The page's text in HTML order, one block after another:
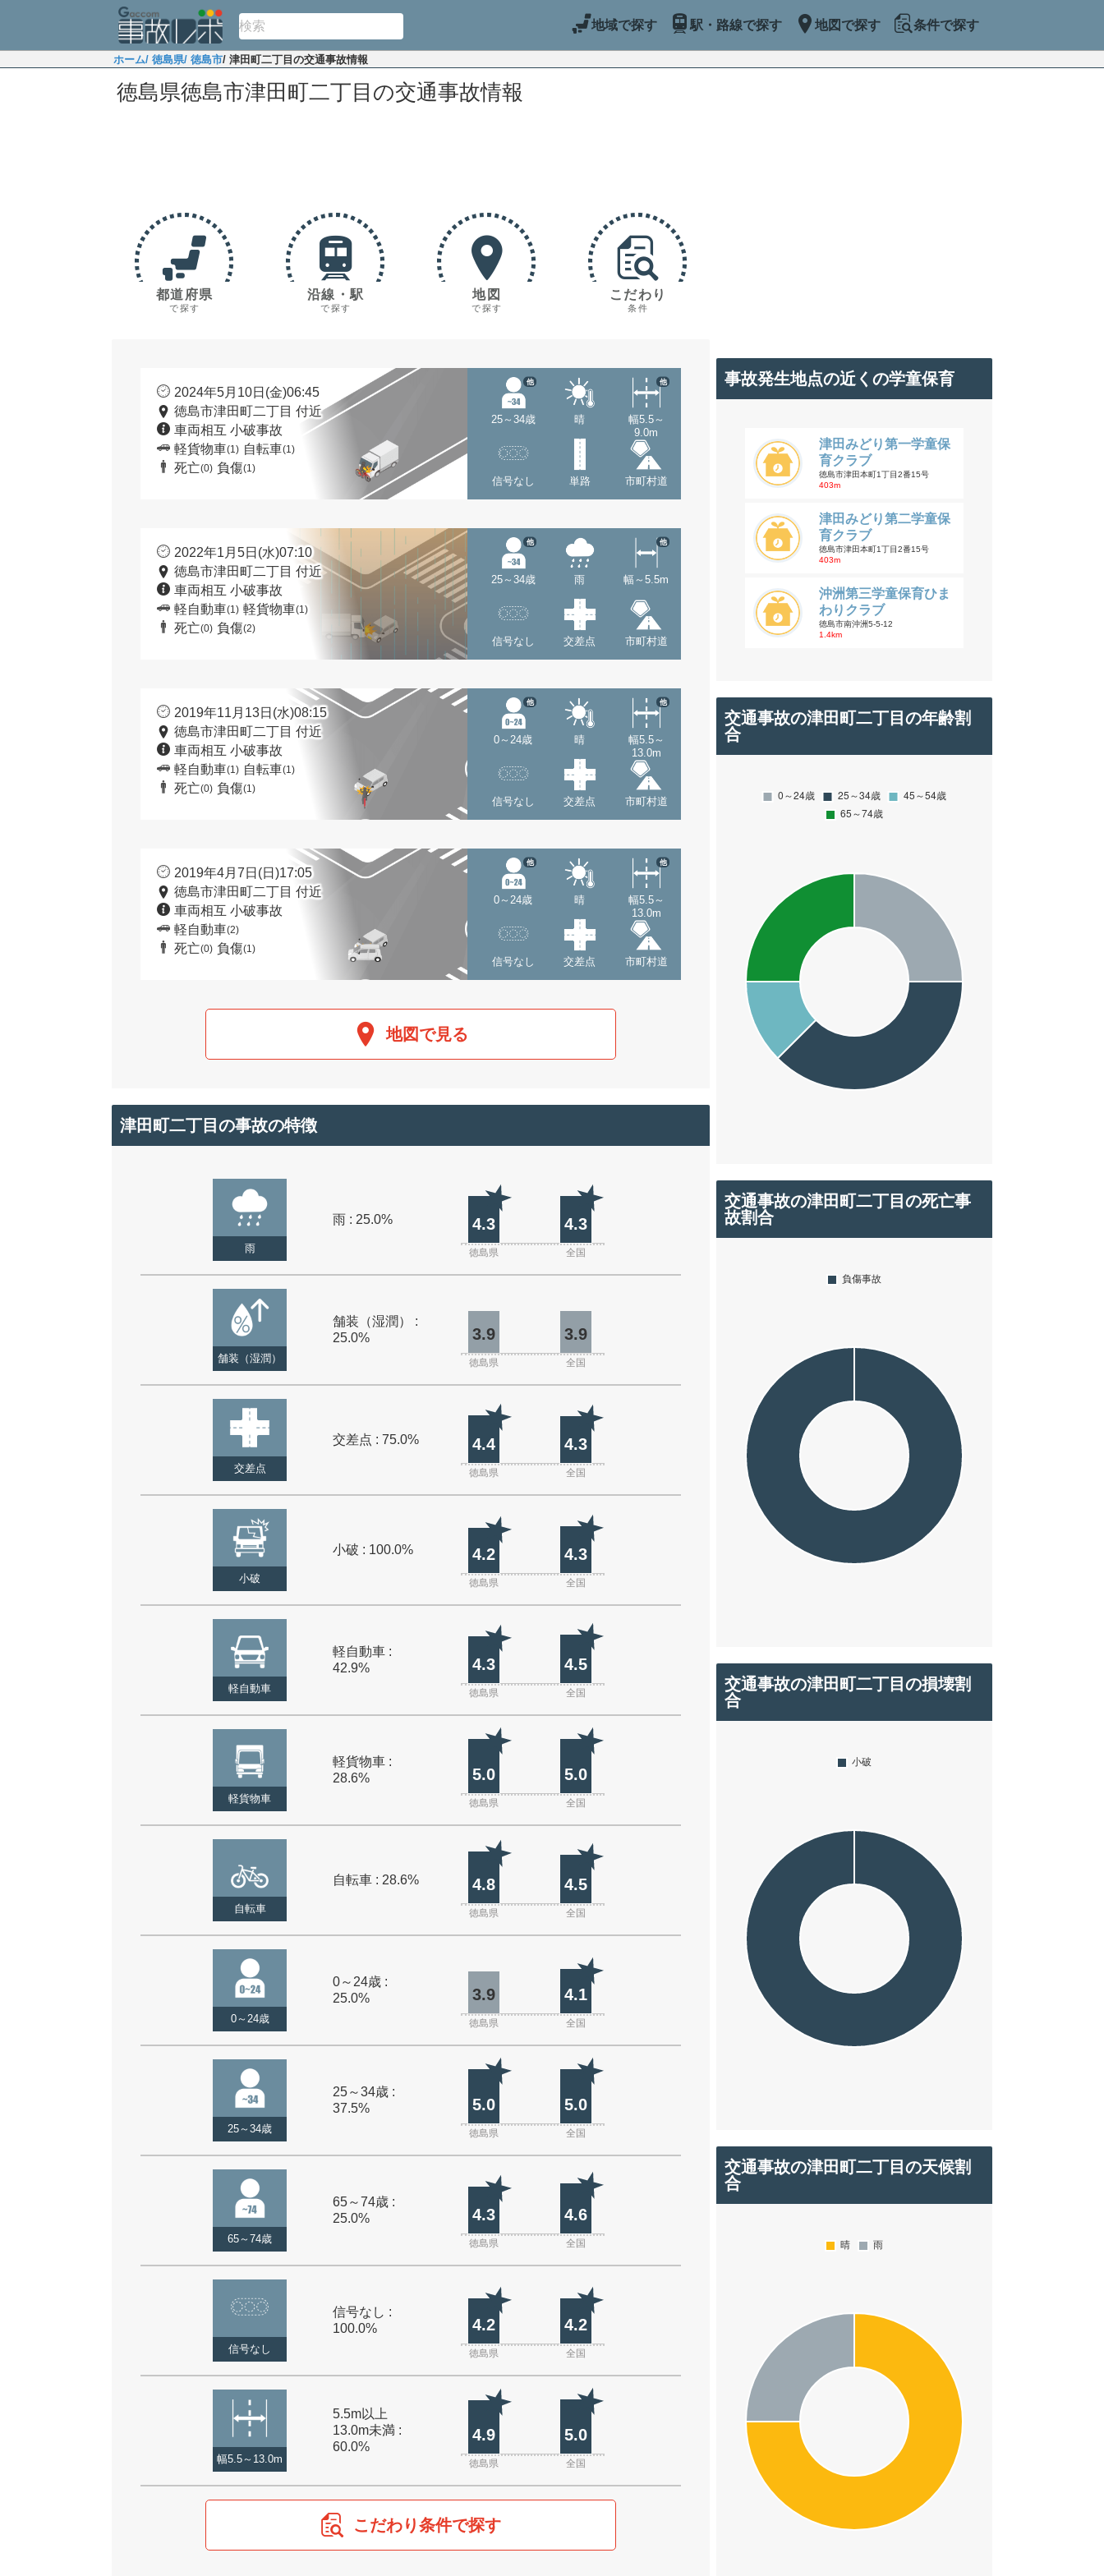
地域で探す 駅・路線で探す 地図で探す 条件で探す
ホーム/ 徳島県/ 徳島市/ 津田町二丁目の交通事故情報
徳島県徳島市津田町二丁目の交通事故情報
都道府県
で探す
沿線・駅
で探す
地図
で探す
こだわり
条件
2024年5月10日(金)06:45
徳島市津田町二丁目 付近
車両相互 小破事故
軽貨物車(1) 自転車(1)
死亡(0) 負傷(1)
25～34歳
他
晴
幅5.5～
9.0m
他
信号なし 単路 市町村道
2022年1月5日(水)07:10
徳島市津田町二丁目 付近
車両相互 小破事故
軽自動車(1) 軽貨物車(1)
死亡(0) 負傷(2)
25～34歳
他
雨 幅～5.5m
他
信号なし 交差点 市町村道
2019年11月13日(水)08:15
徳島市津田町二丁目 付近
車両相互 小破事故
軽自動車(1) 自転車(1)
死亡(0) 負傷(1)
0～24歳
他
晴
幅5.5～
13.0m
他
信号なし 交差点 市町村道
2019年4月7日(日)17:05
徳島市津田町二丁目 付近
車両相互 小破事故
軽自動車(2)
死亡(0) 負傷(1)
0～24歳
他
晴
幅5.5～
13.0m
他
信号なし 交差点 市町村道
地図で見る
津田町二丁目の事故の特徴
雨
雨 : 25.0% 4.3 4.3
徳島県 全国
舗装（湿潤）
舗装（湿潤） :
25.0%
3.9 3.9
徳島県 全国
交差点
交差点 : 75.0% 4.4 4.3
徳島県 全国
小破
小破 : 100.0% 4.2 4.3
徳島県 全国
軽自動車
軽自動車 :
42.9%
4.3 4.5
徳島県 全国
軽貨物車
軽貨物車 :
28.6%
5.0 5.0
徳島県 全国
自転車
自転車 : 28.6% 4.8 4.5
徳島県 全国
0～24歳
0～24歳 :
25.0%
3.9 4.1
徳島県 全国
25～34歳
25～34歳 :
37.5%
5.0 5.0
徳島県 全国
65～74歳
65～74歳 :
25.0%
4.3 4.6
徳島県 全国
信号なし
信号なし :
100.0%
4.2 4.2
徳島県 全国
幅5.5～13.0m
5.5m以上
13.0m未満 :
60.0%
4.9 5.0
徳島県 全国
こだわり条件で探す
事故発生地点の近くの学童保育
津田みどり第一学童保
育クラブ
徳島市津田本町1丁目2番15号
403m
津田みどり第二学童保
育クラブ
徳島市津田本町1丁目2番15号
403m
沖洲第三学童保育ひま
わりクラブ
徳島市南沖洲5‐5‐12
1.4km
交通事故の津田町二丁目の年齢割
合
交通事故の津田町二丁目の死亡事
故割合
交通事故の津田町二丁目の損壊割
合
交通事故の津田町二丁目の天候割
合